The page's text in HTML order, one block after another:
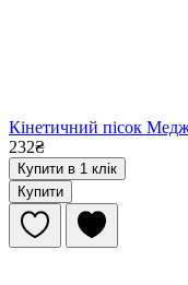
Кінетичний пісок
232₴
Купити в 1 клік
Купити